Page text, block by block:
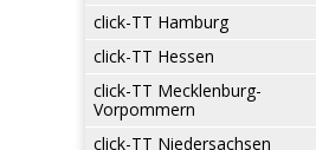
click-TT Hamburg
click-TT Hessen
click-TT Mecklenburg-
Vorpommern
click-TT Niedersachsen